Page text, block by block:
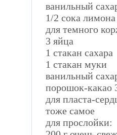
ванильный
1/2 сока лимона
для темного
3 яйца
1 стакан сахара
1 стакан муки
ванильный
порошок-какао
для пласта-
тоже самое
для прослойки: